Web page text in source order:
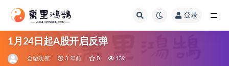
登录
1月24日起A股开启反弹
金融观察 3 年前 0 139